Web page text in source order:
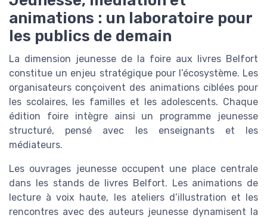
animations : un laboratoire pour
les publics de demain
La dimension jeunesse de la foire aux livres Belfort
constitue un enjeu stratégique pour l’écosystème. Les
organisateurs conçoivent des animations ciblées pour
les scolaires, les familles et les adolescents. Chaque
édition foire intègre ainsi un programme jeunesse
structuré, pensé avec les enseignants et les
médiateurs.
Les ouvrages jeunesse occupent une place centrale
dans les stands de livres Belfort. Les animations de
lecture à voix haute, les ateliers d’illustration et les
rencontres avec des auteurs jeunesse dynamisent la